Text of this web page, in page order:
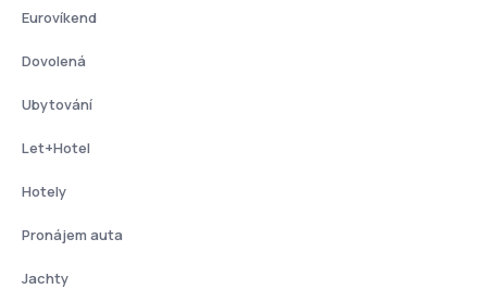
Eurovíkend
Dovolená
Ubytování
Let+Hotel
Hotely
Pronájem auta
Jachty